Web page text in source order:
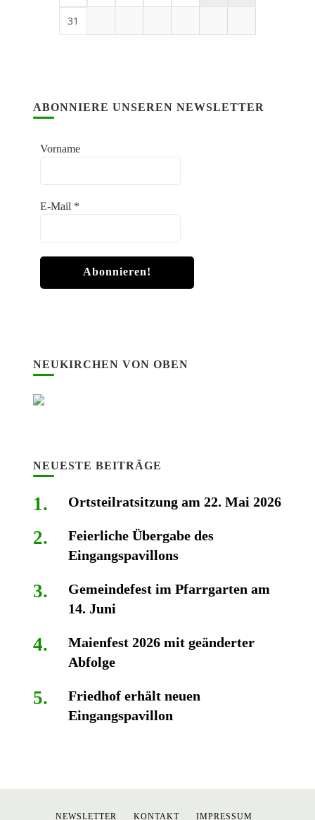
31
ABONNIERE UNSEREN NEWSLETTER
Vorname
E-Mail *
NEUKIRCHEN VON OBEN
NEUESTE BEITRÄGE
Ortsteilratsitzung am 22. Mai 2026
Feierliche Übergabe des
Eingangspavillons
Gemeindefest im Pfarrgarten am
14. Juni
Maienfest 2026 mit geänderter
Abfolge
Friedhof erhält neuen
Eingangspavillon
NEWSLETTER KONTAKT IMPRESSUM